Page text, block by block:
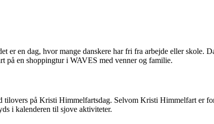
er en dag, hvor mange danskere har fri fra arbejde eller skole.
på en shoppingtur i WAVES med venner og familie.
tilovers på Kristi Himmelfartsdag. Selvom Kristi Himmelfart er
i kalenderen til sjove aktiviteter.